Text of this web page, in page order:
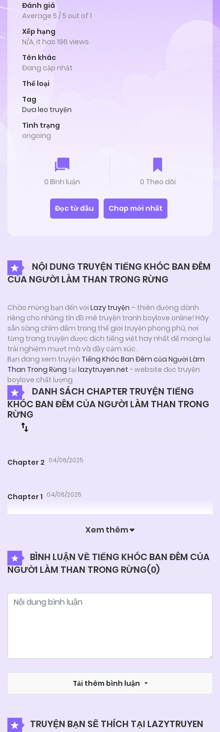
Đánh giá
Average 5 /5 out of 1
Xếp hạng
N/A, it has 196 views
Tên khác
Đang cập nhật
Thể loại
Tag
Dưa leo truyện
Tình trạng
ongoing
0 Bình luận 0 Theo dõi
Đọc từ đầu Chap mới nhất
NỘI DUNG TRUYỆN TIẾNG KHÓC BAN ĐÊM
CỦA NGƯỜI LÀM THAN TRONG RỪNG
Chào mừng bạn đến với Lazy truyện – thiên đường dành
riêng cho những tín đồ mê truyện tranh boylove online! Hãy
sẵn sàng chìm đắm trong thế giới truyện phong phú, nơi
từng trang truyện được dịch tiếng việt hay nhất để mang lại
trải nghiệm mượt mà và đầy cảm xúc.
Bạn đang xem truyện Tiếng Khóc Ban Đêm của Người Làm
Than Trong Rừng tại lazytruyen.net - website đọc truyện
boylove chất lượng
DANH SÁCH CHAPTER TRUYỆN TIẾNG
KHÓC BAN ĐÊM CỦA NGƯỜI LÀM THAN TRONG
RỪNG
Chapter 2 04/06/2025
Chapter 1 04/06/2025
Xem thêm
BÌNH LUẬN VỀ TIẾNG KHÓC BAN ĐÊM CỦA
NGƯỜI LÀM THAN TRONG RỪNG(0)
Tải thêm bình luận
TRUYỆN BẠN SẼ THÍCH TẠI LAZYTRUYEN